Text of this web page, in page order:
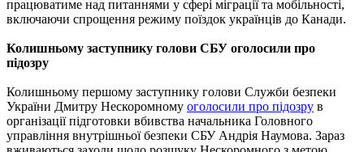
працюватиме над питаннями у сфері міграції та мобільності,
включаючи спрощення режиму поїздок українців до Канади.
Колишньому заступнику голови СБУ оголосили про
підозру
Колишньому першому заступнику голови Служби безпеки
України Дмитру Нескоромному оголосили про підозру в
організації підготовки вбивства начальника Головного
управління внутрішньої безпеки СБУ Андрія Наумова. Зараз